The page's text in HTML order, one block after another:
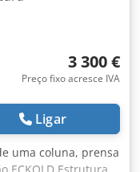
3 300 €
Preço fixo acresce IVA
Ligar
uma coluna, prensa